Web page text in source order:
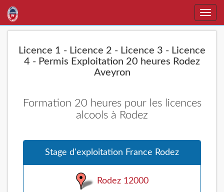
Toggle
Licence 1 - Licence 2 - Licence 3 - Licence
4 - Permis Exploitation 20 heures Rodez
Aveyron
Formation 20 heures pour les licences
alcools à Rodez
Stage d'exploitation France Rodez
Rodez 12000